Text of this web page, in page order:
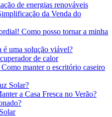
de energias renováveis
da Venda do
Como posso tornar a minha
é uma solução viável?
de calor
manter o escritório caseiro
Solar?
a Casa Fresca no Verão?